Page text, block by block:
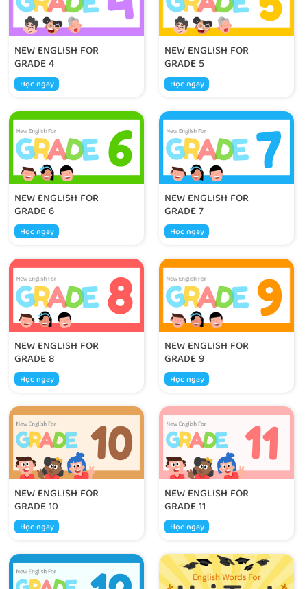
NEW ENGLISH FOR
GRADE 4
Học ngay
NEW ENGLISH FOR
GRADE 5
Học ngay
NEW ENGLISH FOR
GRADE 6
Học ngay
NEW ENGLISH FOR
GRADE 7
Học ngay
NEW ENGLISH FOR
GRADE 8
Học ngay
NEW ENGLISH FOR
GRADE 9
Học ngay
NEW ENGLISH FOR
GRADE 10
Học ngay
NEW ENGLISH FOR
GRADE 11
Học ngay